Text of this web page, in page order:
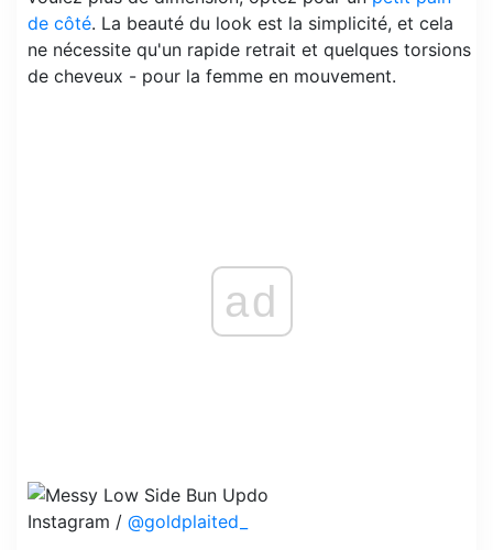
de côté. La beauté du look est la simplicité, et cela
ne nécessite qu'un rapide retrait et quelques torsions
de cheveux - pour la femme en mouvement.
ad
Instagram / @goldplaited_